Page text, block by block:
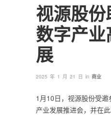
视源股
数字产
展
2025 年 1 月 21 日 in 商业
1月10日，视源股份受
产业发展推进会，并在